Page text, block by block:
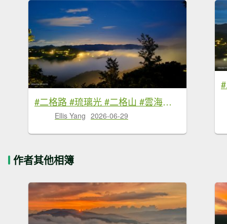
#二格路 #琉璃光 #二格山 #雲海流瀑 #日出 #火燒雲 6/29
Ellis Yang 2026-06-29
作者其他相簿